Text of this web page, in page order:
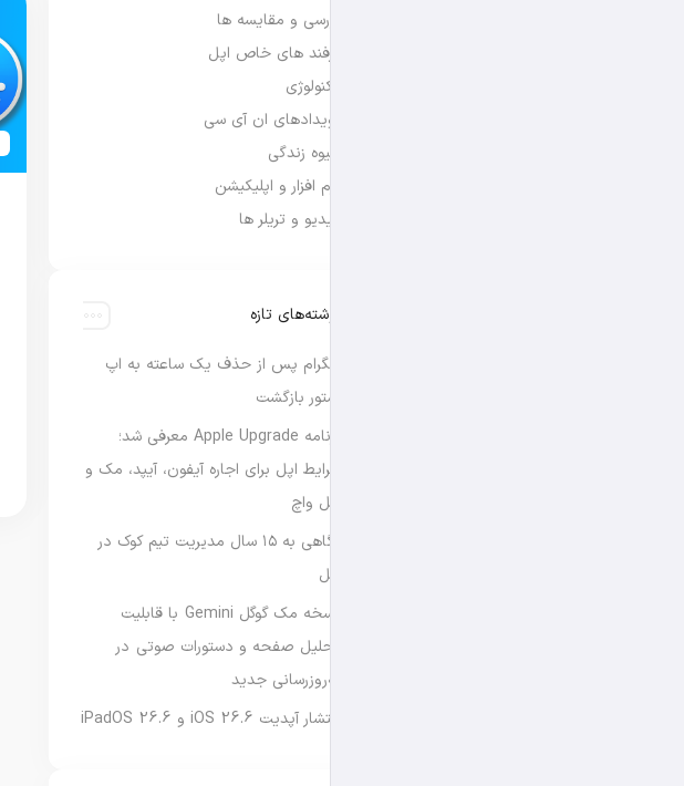
بررسی و مقایسه ها
ترفند های خاص اپل
تکنولوژی
رویدادهای ان آی سی
شیوه زندگی
نرم افزار و اپلیکیشن
ویدیو و تریلر ها
نوشته‌های تازه
تلگرام پس از حذف یک ساعته به اپ
استور بازگشت
برنامه Apple Upgrade معرفی شد؛
شرایط اپل برای اجاره آیفون، آیپد، مک و
اپل واچ
نگاهی به ۱۵ سال مدیریت تیم کوک در
اپل
نسخه مک گوگل Gemini با قابلیت
تحلیل صفحه و دستورات صوتی در
به‌روزرسانی جدید
انتشار آپدیت iOS 26.6 و iPadOS 26.6